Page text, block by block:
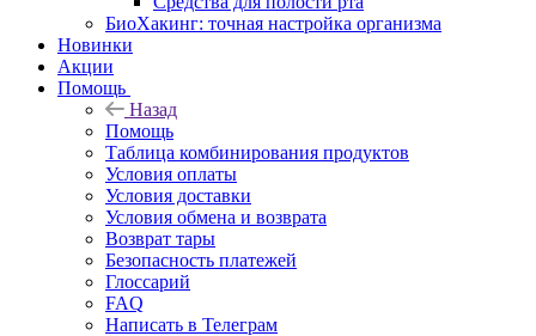
БиоХакинг: точная настройка организма
Новинки
Акции
Помощь
Назад
Помощь
Таблица комбинирования продуктов
Условия оплаты
Условия доставки
Условия обмена и возврата
Возврат тары
Безопасность платежей
Глоссарий
FAQ
Написать в Телеграм